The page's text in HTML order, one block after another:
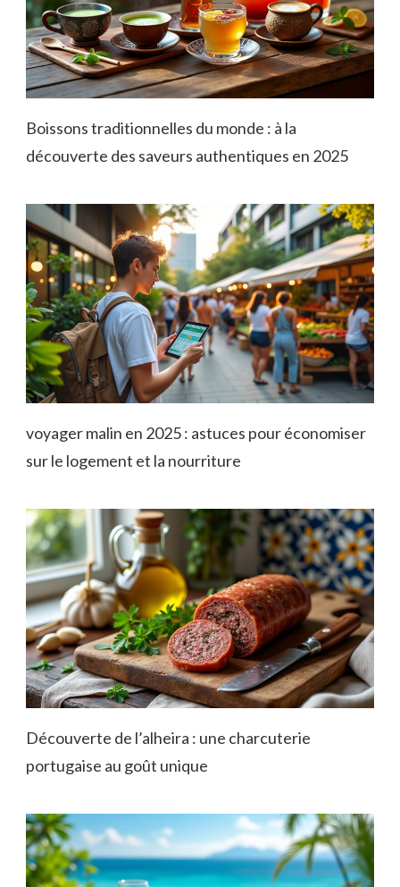
Boissons traditionnelles du monde : à la
découverte des saveurs authentiques en 2025
voyager malin en 2025 : astuces pour économiser
sur le logement et la nourriture
Découverte de l’alheira : une charcuterie
portugaise au goût unique